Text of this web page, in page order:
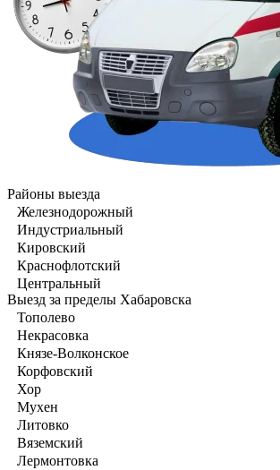
Районы выезда
Железнодорожный
Индустриальный
Кировский
Краснофлотский
Центральный
Выезд за пределы Хабаровска
Тополево
Некрасовка
Князе-Волконское
Корфовский
Хор
Мухен
Литовко
Вяземский
Лермонтовка